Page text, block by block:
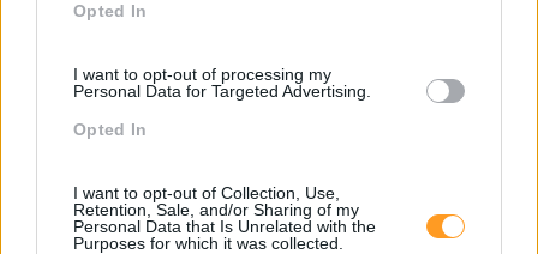
Opted In
I want to opt-out of processing my
Personal Data for Targeted Advertising.
Opted In
I want to opt-out of Collection, Use,
Retention, Sale, and/or Sharing of my
Personal Data that Is Unrelated with the
Purposes for which it was collected.
Feedback